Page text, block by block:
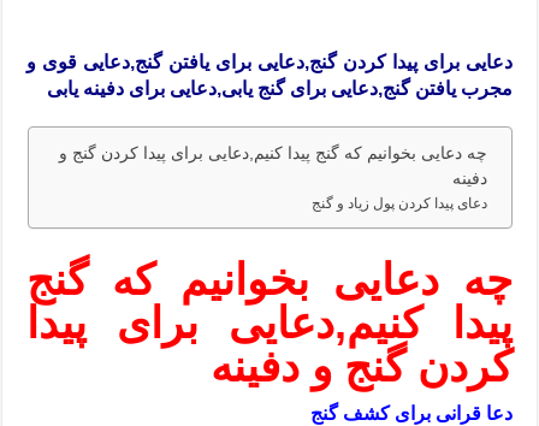
دعایی برای پیدا کردن گنج,دعایی برای یافتن گنج,دعایی قوی و
مجرب یافتن گنج,دعایی برای گنج یابی,دعایی برای دفینه یابی
چه دعایی بخوانیم که گنج پیدا کنیم,دعایی برای پیدا کردن گنج و
دفینه
دعای پیدا کردن پول زیاد و گنج
چه دعایی بخوانیم که گنج
پیدا کنیم,دعایی برای پیدا
کردن گنج و دفینه
دعا قرانی برای کشف گنج